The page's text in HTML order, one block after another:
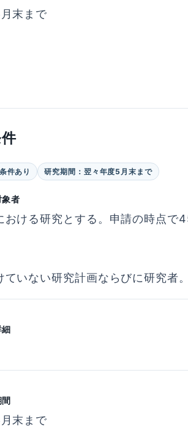
末まで
件あり 研究期間：翌々年度5月末まで
者
おける研究とする。申請の時点
ていない研究計画ならびに研究者。
末まで